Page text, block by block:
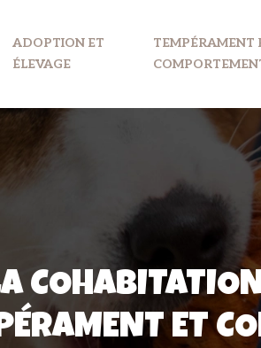
ADOPTION ET
ÉLEVAGE
TEMPÉRAMENT
ET